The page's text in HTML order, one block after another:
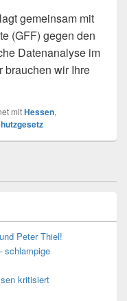
gemeinsam mit
(GFF) gegen den
Datenanalyse im
brauchen wir Ihre
mitHessen,
Peter Thiel!
schlampige
kritisiert